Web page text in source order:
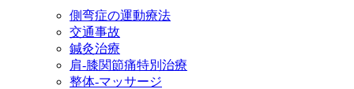
側弯症の運動療法
交通事故
鍼灸治療
肩-膝関節痛特別治療
整体-マッサージ